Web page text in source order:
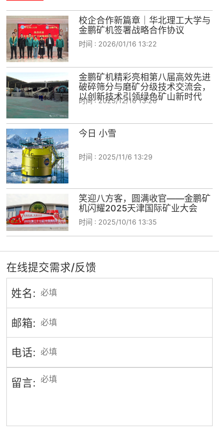
校企合作新篇章｜华北理工大学与
金鹏矿机签署战略合作协议
时间 : 2026/01/16 13:22
金鹏矿机精彩亮相第八届高效先进
破碎筛分与磨矿分级技术交流会，
以创新技术引领绿色矿山新时代
时间 :2025/12/16 13:26
今日 小雪
时间 : 2025/11/6 13:29
笑迎八方客，圆满收官——金鹏矿
机闪耀2025天津国际矿业大会
时间 : 2025/10/16 13:35
在线提交需求/反馈
姓名:
邮箱:
电话:
留言: